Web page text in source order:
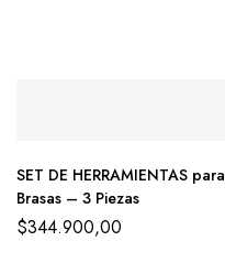
SET DE HERRAMIENTAS para
Brasas – 3 Piezas
$344.900,00